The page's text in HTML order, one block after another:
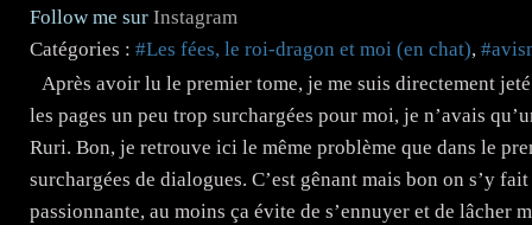
Follow me sur Instagram
Catégories : #Les fées, le roi-dragon et moi (en chat),
Après avoir lu le premier tome, je me suis directement
les pages un peu trop surchargées pour moi, je n’avais
Ruri. Bon, je retrouve ici le même problème que dans le
surchargées de dialogues. C’est gênant mais bon on s’y
passionnante, au moins ça évite de s’ennuyer et de lâcher